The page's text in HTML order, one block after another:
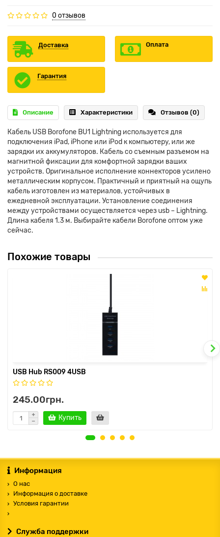
0 отзывов
Доставка Оплата
Гарантия
Описание Характеристики Отзывов (0)
Кабель USB Borofone BU1 Lightning используется для
подключения iPad, iPhone или iPod к компьютеру, или же
зарядки их аккумуляторов. Кабель со съемным разъемом на
магнитной фиксации для комфортной зарядки ваших
устройств. Оригинальное исполнение коннекторов усилено
металлическим корпусом. Практичный и приятный на ощупь
кабель изготовлен из материалов, устойчивых в
ежедневной эксплуатации. Установление соединения
между устройствами осуществляется через usb – Lightning.
Длина кабеля 1.3 м. Выбирайте кабели Borofone оптом уже
сейчас.
Похожие товары
USB Hub RS009 4USB
245.00грн.
Купить
Информация
О нас
Информация о доставке
Условия гарантии
Служба поддержки